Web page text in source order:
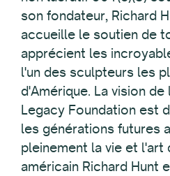
son fondateur, Richard
accueille le soutien de
apprécient les
l'un des sculpteurs les
d'Amérique. La vision de
Legacy Foundation est
les générations futures
pleinement la vie et l'art
américain Richard Hunt